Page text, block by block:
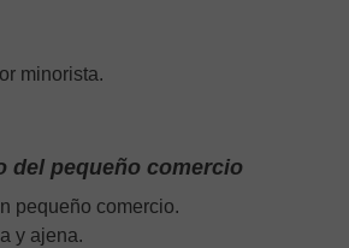
minorista.
del pequeño comercio
pequeño comercio.
y ajena.